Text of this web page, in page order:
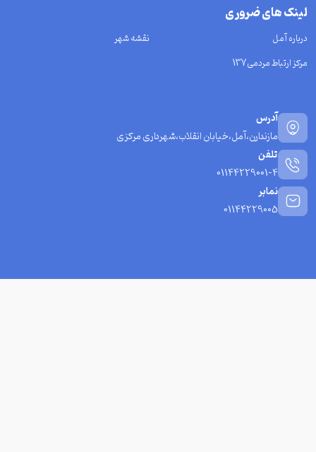
لینک های ضروری
درباره آمل
نقشه شهر
مرکز ارتباط مردمی137
آدرس
مازندارن،آمل،خیابان انقلاب،شهرداری مرکزی
تلفن
01144229001-4
نمابر
01144229005